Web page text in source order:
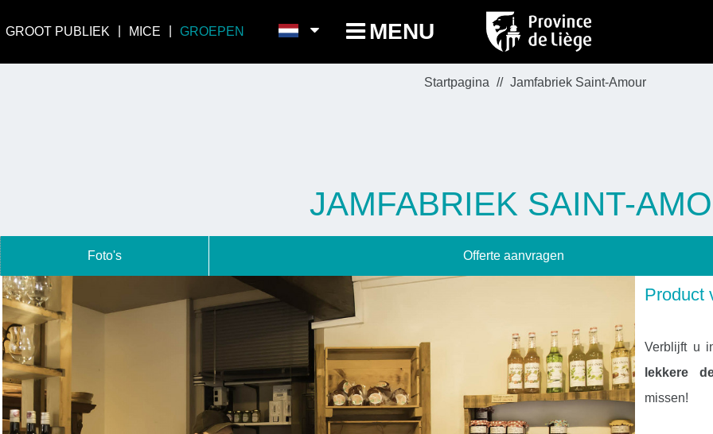
GROOT PUBLIEK MICE GROEPEN MENU
Startpagina Jamfabriek Saint-Amour
JAMFABRIEK SAINT-
Foto's Offerte aanvragen
Product
Verblijft u
lekkere
missen!